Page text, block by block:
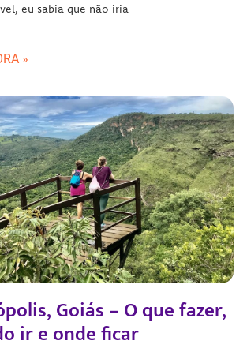
eu sabia que não iria
»
Goiás – O que fazer,
ir e onde ficar